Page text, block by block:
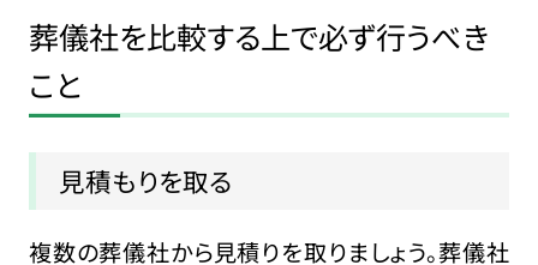
葬儀社を比較する上で必ず行うべき
こと
見積もりを取る
複数の葬儀社から見積りを取りましょう。葬儀社